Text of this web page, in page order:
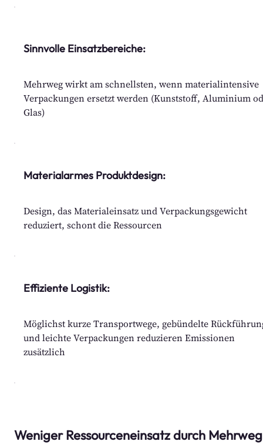
Sinnvolle Einsatzbereiche:
Mehrweg wirkt am schnellsten, wenn materialintensive
Verpackungen ersetzt werden (Kunststoff, Aluminium
Glas)
Materialarmes Produktdesign:
Design, das Materialeinsatz und Verpackungsgewicht
reduziert, schont die Ressourcen
Effiziente Logistik:
Möglichst kurze Transportwege, gebündelte
und leichte Verpackungen reduzieren Emissionen
zusätzlich
Weniger Ressourceneinsatz durch Mehrweg